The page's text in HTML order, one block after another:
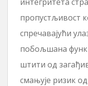
пропустљивост
спречавајући
побољшана
штити од
смањује ризик